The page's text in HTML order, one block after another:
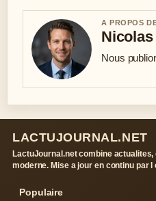
A PROPOS
Nous
LACTUJOURNAL.NET
LactuJournal.net combine
moderne. Mise a jour en continu par l
Populaire